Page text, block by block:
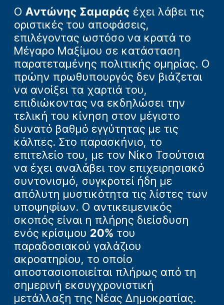
O Αντώνης Σαμαράς έχει λάβει τις
οριστικές του αποφάσεις,
επιλέγοντας ωστόσο να κρατά το
Μέγαρο Μαξίμου σε κατάσταση
παρατεταμένης πολιτικής ομηρίας. Ο
πρώην πρωθυπουργός δεν βιάζεται
να ανοίξει τα χαρτιά του,
επιδιώκοντας να εκδηλώσει την
τελική του κίνηση στον μέγιστο
δυνατό βαθμό εγγύτητας με τις
κάλπες. Στο παρασκήνιο, το
επιτελείο του, με τον Νίκο Τσούτσια
να έχει αναλάβει τον επιχειρησιακό
συντονισμό, συγκροτεί ήδη με
απόλυτη μυστικότητα τις λίστες των
υποψηφίων. Ο αντικειμενικός
σκοπός είναι η πλήρης διείσδυση
ενός κρίσιμου 20% του
παραδοσιακού γαλάζιου
ακροατηρίου, το οποίο
αποστασιοποιείται πλήρως από τη
σημερινή εκσυγχρονιστική
μετάλλαξη της Νέας Δημοκρατίας.